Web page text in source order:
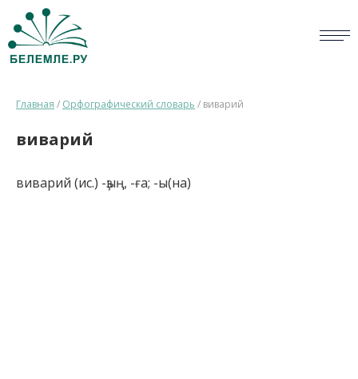
ОПРОС
СПРАВКА
Главная / Орфографический словарь / виварий
виварий
виварий (ис.) -ҙың, -ға; -ы(на)